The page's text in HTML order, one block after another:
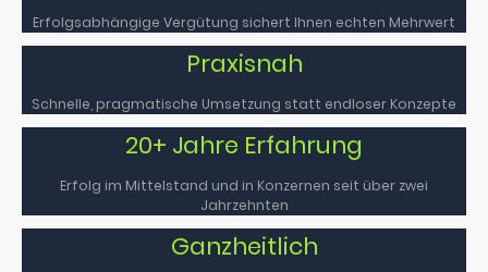
Erfolgsabhängige Vergütung sichert Ihnen echten Mehrwert
Praxisnah
Schnelle, pragmatische Umsetzung statt endloser Konzepte
20+ Jahre Erfahrung
Erfolg im Mittelstand und in Konzernen seit über zwei
Jahrzehnten
Ganzheitlich